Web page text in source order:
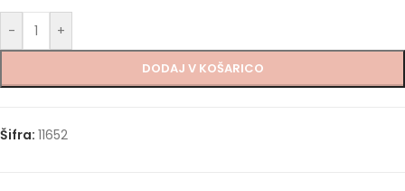
- +
DODAJ V KOŠARICO
Šifra: 11652